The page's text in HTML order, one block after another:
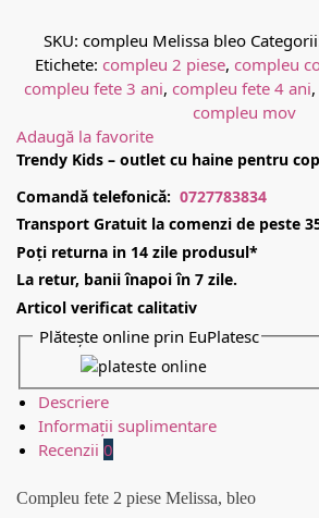
SKU: compleu Melissa bleo
Etichete: compleu 2 piese, compleu
compleu fete 3 ani, compleu fete 4 ani,
compleu mov
Adaugă la favorite
Trendy Kids – outlet cu haine pentru
Comandă telefonică: 0727783834
Transport Gratuit la comenzi de peste
Poți returna in 14 zile produsul*
La retur, banii înapoi în 7 zile.
Articol verificat calitativ
Plătește online prin EuPlatesc
Descriere
Informații suplimentare
Recenzii 0
Compleu fete 2 piese Melissa, bleo